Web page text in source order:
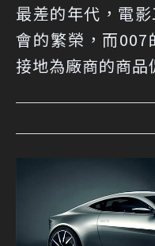
最差的年代，電
會的繁榮，而007
接地為廠商的商品